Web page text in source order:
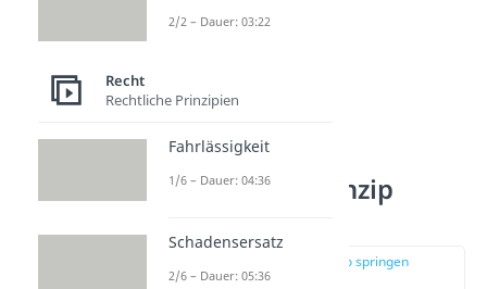
Abstraktionsprinzip
zur Stelle im Video springen
(01:14)
2/2 – Dauer: 03:22
Recht
Rechtliche Prinzipien
Fahrlässigkeit
1/6 – Dauer: 04:36
Schadensersatz
2/6 – Dauer: 05:36